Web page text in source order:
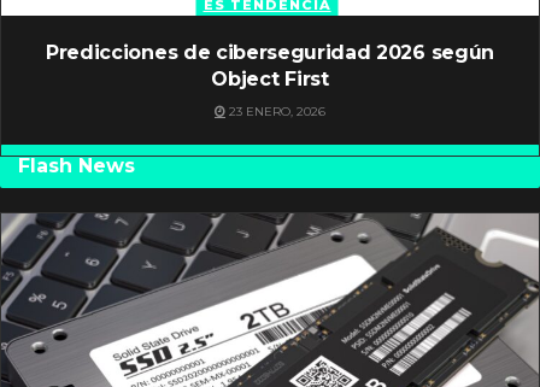
ES TENDENCIA
Predicciones de ciberseguridad 2026 según
Object First
23 ENERO, 2026
Flash News